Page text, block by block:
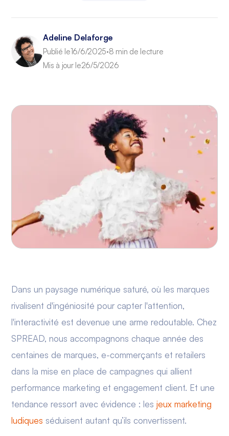
Adeline Delaforge
Publié le16/6/2025•8 min de lecture
Mis à jour le26/5/2026
Dans un paysage numérique saturé, où les marques
rivalisent d'ingéniosité pour capter l'attention,
l'interactivité est devenue une arme redoutable. Chez
SPREAD, nous accompagnons chaque année des
centaines de marques, e-commerçants et retailers
dans la mise en place de campagnes qui allient
performance marketing et engagement client. Et une
tendance ressort avec évidence : lesjeux marketing
ludiques séduisent autant qu’ils convertissent.